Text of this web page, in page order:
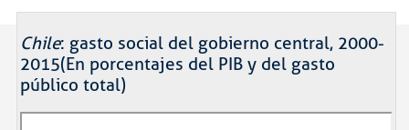
Chile: gasto social del gobierno central, 2000-
2015(En porcentajes del PIB y del gasto
público total)